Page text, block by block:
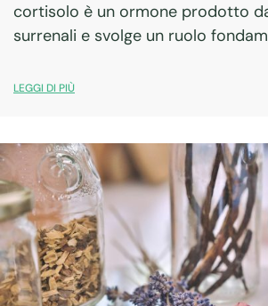
cortisolo è un ormone prodotto
surrenali e svolge un ruolo
segue un ritmo circadiano preciso:
LEGGI DI PIÙ